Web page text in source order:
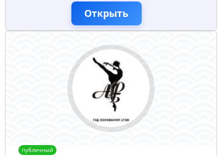
Открыть
публичный